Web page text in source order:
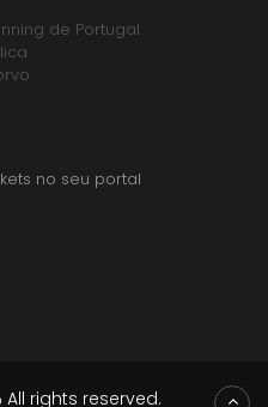
de Portugal
no seu portal
All rights reserved.